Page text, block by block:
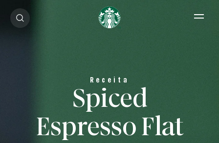
Open
Spiced
Espresso Flat